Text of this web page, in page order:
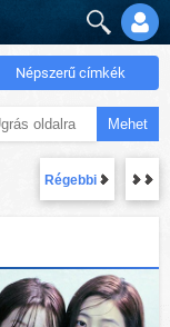
Népszerű címkék
Mehet
Régebbi